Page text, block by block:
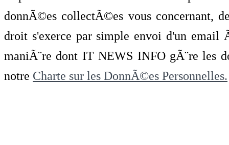
donnÃ©es collectÃ©es vous concernant,
droit s'exerce par simple envoi d'un
maniÃ¨re dont IT NEWS INFO gÃ¨re les
notre Charte sur les DonnÃ©es Personnelles.